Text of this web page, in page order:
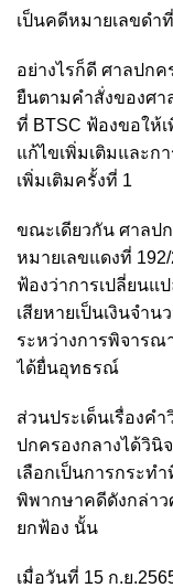
เป็นคดีหมายเลขดำ
อย่างไรก็ดี ศาลปก
ยืนตามคำสั่งของศ
ที่ BTSC ฟ้องขอให้
แก้ไขเพิ่มเติมและก
เพิ่มเติมครั้งที่ 1
ขณะเดียวกัน ศาลป
หมายเลขแดงที่
ฟ้องว่าการเปลี่ยนแ
เสียหายเป็นเงินจำ
ระหว่างการพิจารณ
ได้ยื่นอุทธรณ์
ส่วนประเด็นเรื่องค
ปกครองกลางได้วินิ
เลือกเป็นการกระท
พิพากษาคดีดังกล่า
ยกฟ้อง นั้น
เมื่อวันที่ 15 ก.ย